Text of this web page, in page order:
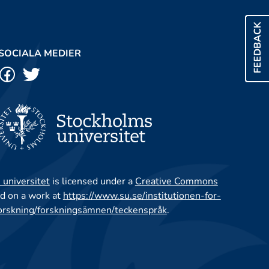
FEEDBACK
MEDIER
universitetis licensed under a Creative Commons
on a work at https://www.su.se/institutionen-for-
forskningsämnen/teckenspråk.